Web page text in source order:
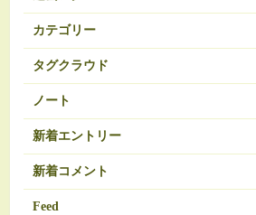
カテゴリー
伊豆 (303)
日常 (560)
娘の成長 (669)
ゲーム (342)
タグクラウド
BRAVELY DEFAULT
SDガンダム
お気に入り（私）
アーマードコア 12 エランシア 9
ノート
ノートは登録されていません。
新着エントリー
javascript 再勉強中
新着コメント
Re:エランシア DSH版SS
Feed